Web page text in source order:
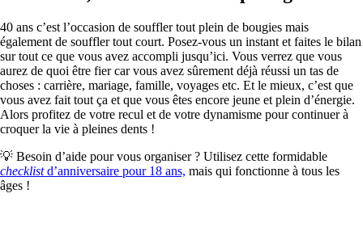
40 ans c’est l’occasion de souffler tout plein de bougies mais
également de souffler tout court. Posez-vous un instant et faites le bilan
sur tout ce que vous avez accompli jusqu’ici. Vous verrez que vous
aurez de quoi être fier car vous avez sûrement déjà réussi un tas de
choses : carrière, mariage, famille, voyages etc. Et le mieux, c’est que
vous avez fait tout ça et que vous êtes encore jeune et plein d’énergie.
Alors profitez de votre recul et de votre dynamisme pour continuer à
croquer la vie à pleines dents !
💡 Besoin d’aide pour vous organiser ? Utilisez cette formidable
checklistd’anniversaire pour 18 ans, mais qui fonctionne à tous les
âges !